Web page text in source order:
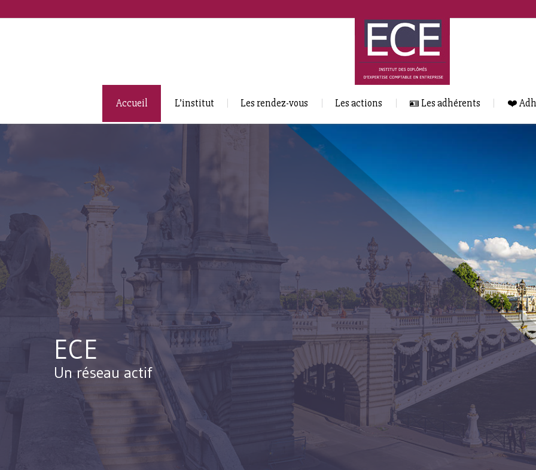
Accueil L’institut Les rendez-vous Les actions 🪪 Les adhérents ❤️
ECE
Un réseau actif